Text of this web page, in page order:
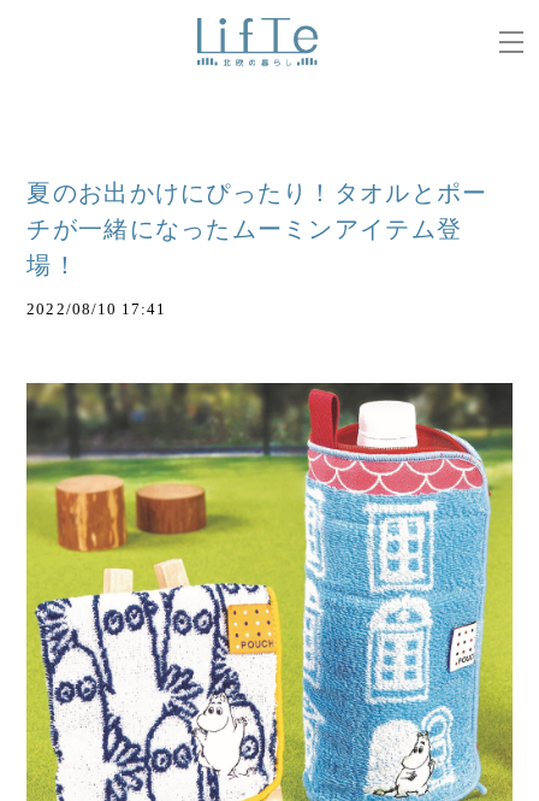
夏のお出かけにぴったり！タオルとポー
チが一緒になったムーミンアイテム登
場！
2022/08/10 17:41